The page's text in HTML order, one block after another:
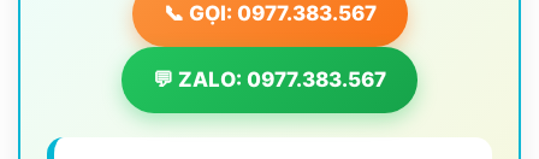
📞 GỌI: 0977.383.567
💬 ZALO: 0977.383.567